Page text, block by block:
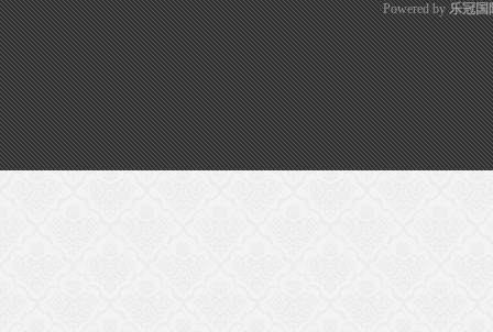
Powered by乐冠国